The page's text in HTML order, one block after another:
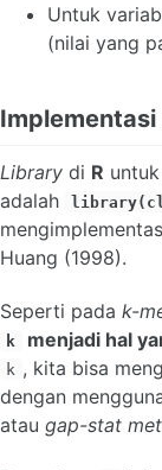
Untuk
(nilai yang
Implementasi
Library di R
adalah
Huang (1998).
Seperti pada k-
k menjadi hal
k , kita bisa
dengan
atau gap-stat